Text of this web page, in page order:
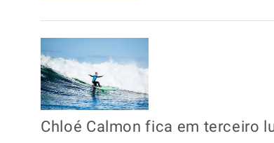
Chloé Calmon fica em terceiro